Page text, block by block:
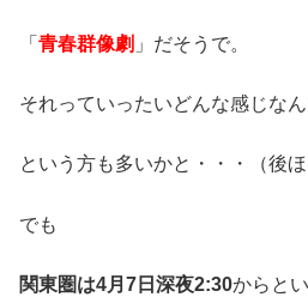
「 青春群像劇 」だそうで。
それっていったいどんな感じな
という方も多いかと・・・（後ほ
でも
関東圏は4月7日深夜2:30からと